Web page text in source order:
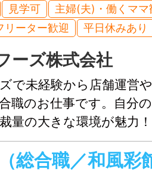
見学可
主婦(夫)・働くママ
リーター歓迎
平日休みあり
ーズ株式会社
で未経験から店舗運営
職のお仕事です。自分
量の大きな環境が魅力
間休日115日で、プラ
アップを目指せます。